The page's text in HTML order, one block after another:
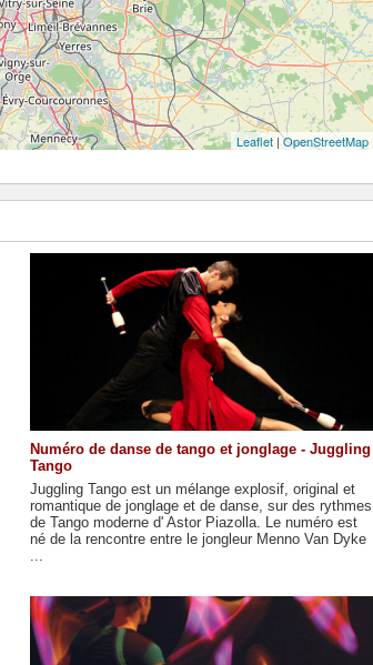
Leaflet|OpenStreetMap
Numéro de danse de tango et jonglage - Juggling
Tango
Juggling Tango est un mélange explosif, original et
romantique de jonglage et de danse, sur des rythmes
de Tango moderne d' Astor Piazolla. Le numéro est
né de la rencontre entre le jongleur Menno Van Dyke
...